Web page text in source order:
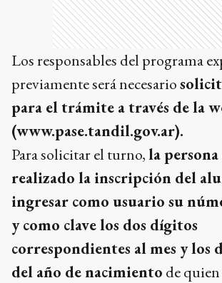
Los responsables del programa
previamente será necesario
para el trámite a través de la
(www.pase.tandil.gov.ar).
Para solicitar el turno,la persona
realizado la inscripción del
ingresar como usuario su
y como clave los dos dígitos
correspondientes al mes y los
del año de nacimiento de